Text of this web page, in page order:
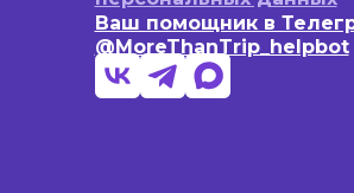
Ваш помощник в
@MoreThanTrip_helpbot